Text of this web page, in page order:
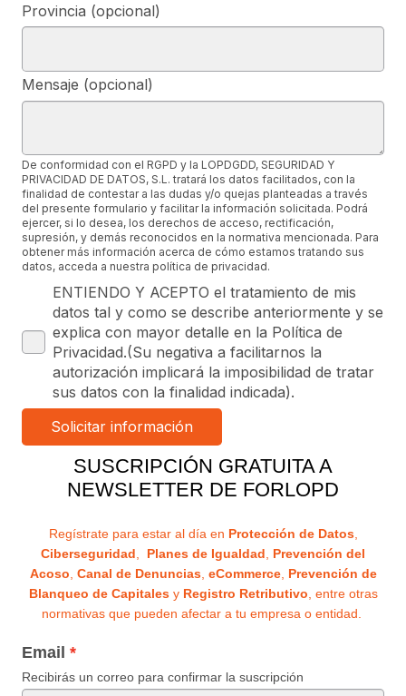
Provincia (opcional)
Mensaje (opcional)
De conformidad con el RGPD y la LOPDGDD, SEGURIDAD Y
PRIVACIDAD DE DATOS, S.L. tratará los datos facilitados, con la
finalidad de contestar a las dudas y/o quejas planteadas a través
del presente formulario y facilitar la información solicitada. Podrá
ejercer, si lo desea, los derechos de acceso, rectificación,
supresión, y demás reconocidos en la normativa mencionada. Para
obtener más información acerca de cómo estamos tratando sus
datos, acceda a nuestra política de privacidad.
ENTIENDO Y ACEPTO el tratamiento de mis
datos tal y como se describe anteriormente y se
explica con mayor detalle en la Política de
Privacidad.(Su negativa a facilitarnos la
autorización implicará la imposibilidad de tratar
sus datos con la finalidad indicada).
SUSCRIPCIÓN GRATUITA A
NEWSLETTER DE FORLOPD
Regístrate para estar al día en Protección de Datos,
Ciberseguridad
Planes de Igualdad
Prevención del
Acoso Canal de Denuncias, eCommerce, Prevención de
Blanqueo de Capitalesy Registro Retributivo , entre otras
normativas que pueden afectar a tu empresa o entidad.
Email
Recibirás un correo para confirmar la suscripción